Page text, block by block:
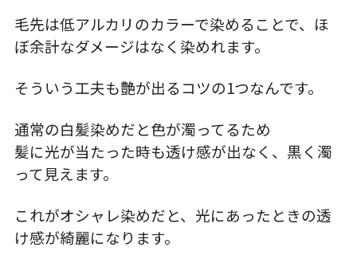
毛先は低アルカリのカラーで染めることで、ほ
ぼ余計なダメージはなく染めれます。
そういう工夫も艶が出るコツの1つなんです。
通常の白髪染めだと色が濁ってるため
髪に光が当たった時も透け感が出なく、黒く濁
って見えます。
これがオシャレ染めだと、光にあったときの透
け感が綺麗になります。